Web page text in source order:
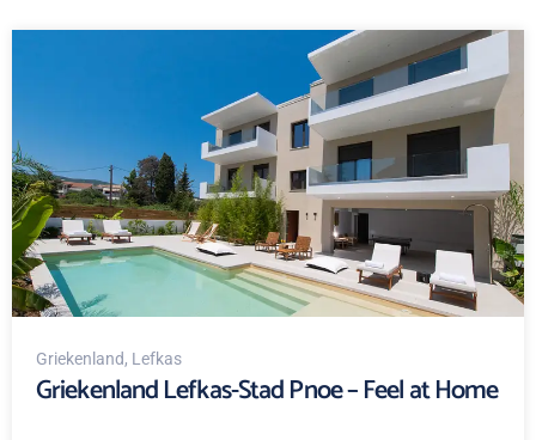
Griekenland, Lefkas
Griekenland Lefkas-Stad Pnoe – Feel at Home